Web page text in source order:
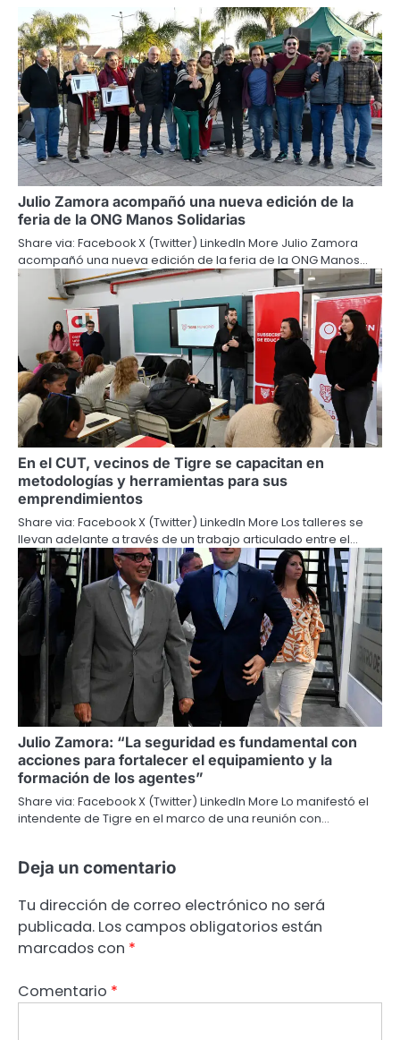
Julio Zamora acompañó una nueva edición de la
feria de la ONG Manos Solidarias
Share via: Facebook X (Twitter) LinkedIn More Julio Zamora
acompañó una nueva edición de la feria de la ONG Manos…
En el CUT, vecinos de Tigre se capacitan en
metodologías y herramientas para sus
emprendimientos
Share via: Facebook X (Twitter) LinkedIn More Los talleres se
llevan adelante a través de un trabajo articulado entre el…
Julio Zamora: “La seguridad es fundamental con
acciones para fortalecer el equipamiento y la
formación de los agentes”
Share via: Facebook X (Twitter) LinkedIn More Lo manifestó el
intendente de Tigre en el marco de una reunión con…
Deja un comentario
Tu dirección de correo electrónico no será
publicada. Los campos obligatorios están
marcados con *
Comentario *